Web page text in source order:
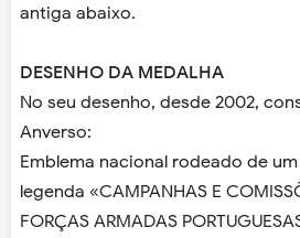
antiga abaixo.
DESENHO DA MEDALHA
No seu desenho, desde 2002,
Anverso:
Emblema nacional rodeado de
legenda «CAMPANHAS E
FORÇAS ARMADAS